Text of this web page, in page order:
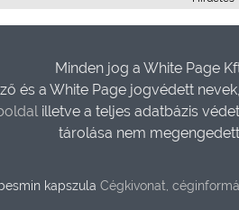
Minden jog a White Page
és a White Page jogvédett
illetve a teljes adatbázis
tárolása nem
kapszula Cégkivonat,